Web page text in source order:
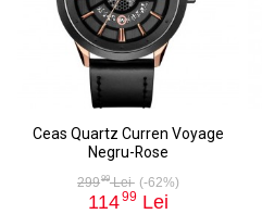
Ceas Quartz Curren Voyage
Negru-Rose
29999Lei (-62%)
11499Lei